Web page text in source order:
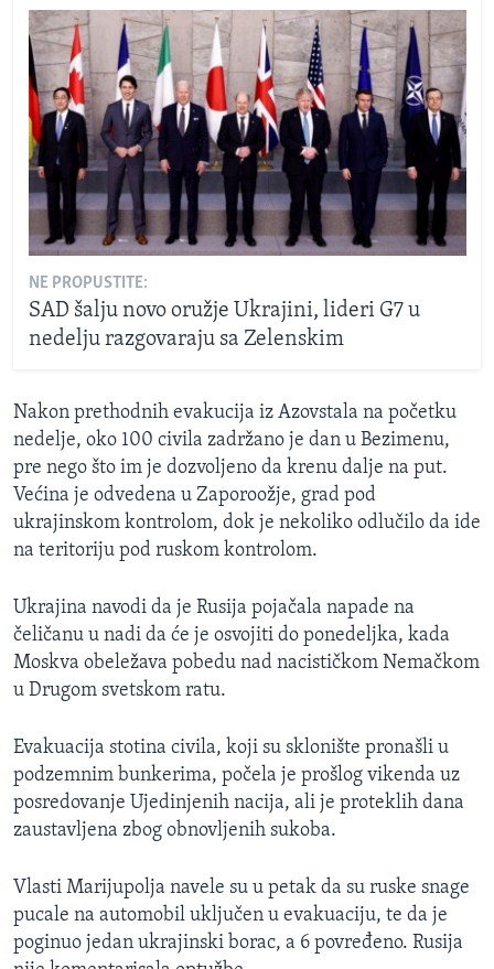
NE PROPUSTITE:
SAD šalju novo oružje Ukrajini, lideri G7 u
nedelju razgovaraju sa Zelenskim
Nakon prethodnih evakucija iz Azovstala na početku
nedelje, oko 100 civila zadržano je dan u Bezimenu,
pre nego što im je dozvoljeno da krenu dalje na put.
Većina je odvedena u Zaporoožje, grad pod
ukrajinskom kontrolom, dok je nekoliko odlučilo da ide
na teritoriju pod ruskom kontrolom.
Ukrajina navodi da je Rusija pojačala napade na
čeličanu u nadi da će je osvojiti do ponedeljka, kada
Moskva obeležava pobedu nad nacističkom Nemačkom
u Drugom svetskom ratu.
Evakuacija stotina civila, koji su sklonište pronašli u
podzemnim bunkerima, počela je prošlog vikenda uz
posredovanje Ujedinjenih nacija, ali je proteklih dana
zaustavljena zbog obnovljenih sukoba.
Vlasti Marijupolja navele su u petak da su ruske snage
pucale na automobil uključen u evakuaciju, te da je
poginuo jedan ukrajinski borac, a 6 povređeno. Rusija